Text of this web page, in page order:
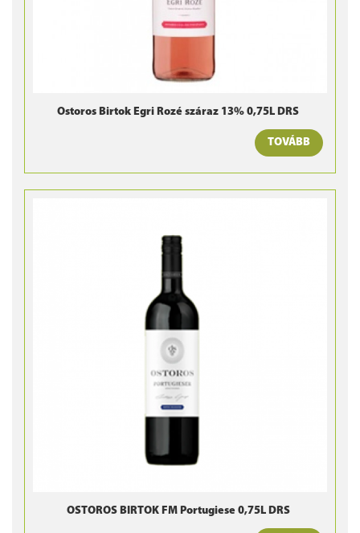
Ostoros Birtok Egri Rozé száraz 13% 0,75L DRS
TOVÁBB
OSTOROS BIRTOK FM Portugiese 0,75L DRS